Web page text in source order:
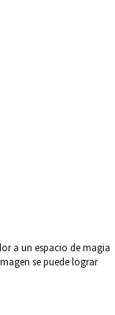
a un espacio de magia
se puede lograr